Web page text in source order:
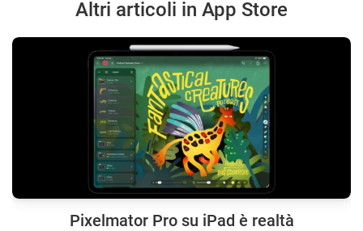
Altri articoli in App Store
Pixelmator Pro su iPad è realtà